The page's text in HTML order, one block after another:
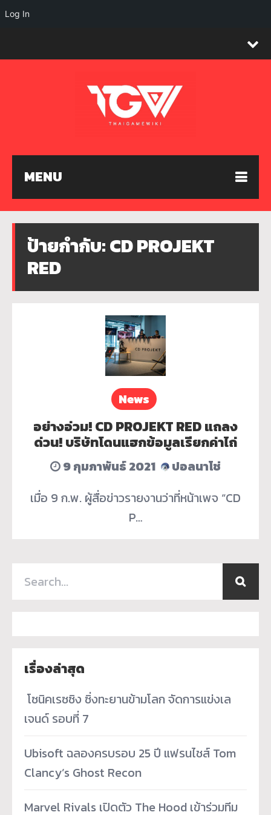
MENU
ป้ายกำกับ:CD PROJEKT
RED
News
อย่างอ่วม! CD PROJEKT RED แถลง
ด่วน! บริษัทโดนแฮกข้อมูลเรียกค่าไถ่
9 กุมภาพันธ์ 2021
ปอลนาโช่
เมื่อ 9 ก.พ. ผู้สื่อข่าวรายงานว่าที่หน้าเพจ “CD
P…
เรื่องล่าสุด
­ โซนิคเรซซิง ซิ่งทะยานข้ามโลก จัดการแข่งเล
เจนด์ รอบที่ 7
Ubisoft ฉลองครบรอบ 25 ปี แฟรนไชส์ Tom
Clancy’s Ghost Recon
Marvel Rivals เปิดตัว The Hood เข้าร่วมทีม
Log In